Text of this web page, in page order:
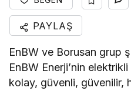
PAYLAŞ
EnBW ve Borusan grup
EnBW Enerji’nin
kolay, güvenli, güvenilir,